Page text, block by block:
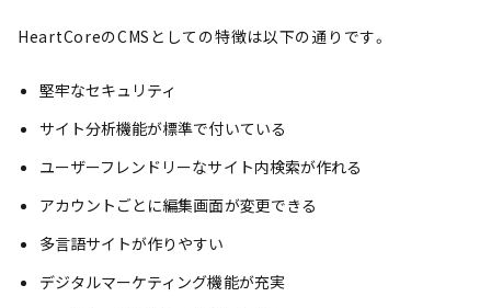
HeartCoreのCMSとしての特徴は以下の通りです。
堅牢なセキュリティ
サイト分析機能が標準で付いている
ユーザーフレンドリーなサイト内検索が作れる
アカウントごとに編集画面が変更できる
多言語サイトが作りやすい
デジタルマーケティング機能が充実